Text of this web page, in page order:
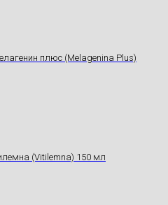
плюс (Melagenina Plus)
(Vitilemna) 150 мл